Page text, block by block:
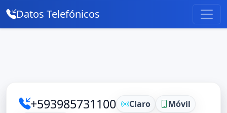
Datos Telefónicos
+593985731100 Claro
Móvil